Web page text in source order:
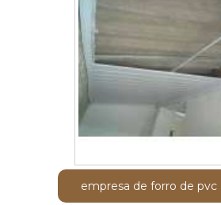
empresa de forro de pvc